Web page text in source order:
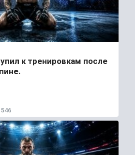
к тренировкам после
546